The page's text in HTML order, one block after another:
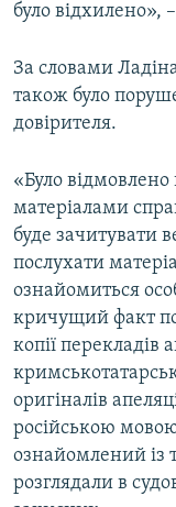
було відхилено»,
За словами
також було
довірителя.
«Було
матеріалами
буде зачитувати
послухати
ознайомиться
кричущий факт
копії перекладів
оригіналів
російською
ознайомлений із
розглядали в